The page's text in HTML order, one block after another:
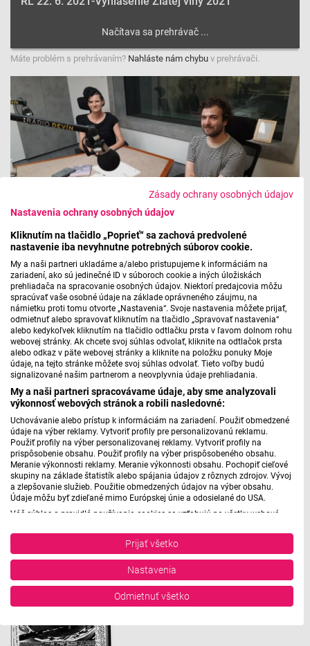
Zásady ochrany osobných údajov
Nastavenia ochrany osobných údajov
Kliknutím na tlačidlo „Poprieť“ sa zachová predvolené
nastavenie iba nevyhnutne potrebných súborov cookie.
My a naši partneri ukladáme a/alebo pristupujeme k informáciám na
zariadení, ako sú jedinečné ID v súboroch cookie a iných úložiskách
prehliadača na spracovanie osobných údajov. Niektorí predajcovia môžu
spracúvať vaše osobné údaje na základe oprávneného záujmu, na
námietku proti tomu otvorte „Nastavenia“. Svoje nastavenia môžete prijať,
odmietnuť alebo spravovať kliknutím na tlačidlo „Spravovať nastavenia“
alebo kedykoľvek kliknutím na tlačidlo odtlačku prsta v ľavom dolnom rohu
webovej stránky. Ak chcete svoj súhlas odvolať, kliknite na odtlačok prsta
alebo odkaz v päte webovej stránky a kliknite na položku ponuky Moje
údaje, na tejto stránke môžete svoj súhlas odvolať. Tieto voľby budú
signalizované našim partnerom a neovplyvnia údaje prehliadania.
My a naši partneri spracovávame údaje, aby sme analyzovali
výkonnosť webových stránok a robili nasledovné:
Uchovávanie alebo prístup k informáciám na zariadení. Použiť obmedzené
údaje na výber reklamy. Vytvoriť profily pre personalizovanú reklamu.
Použiť profily na výber personalizovanej reklamy. Vytvoriť profily na
prispôsobenie obsahu. Použiť profily na výber prispôsobeného obsahu.
Meranie výkonnosti reklamy. Meranie výkonnosti obsahu. Pochopiť cieľové
skupiny na základe štatistík alebo spájania údajov z rôznych zdrojov. Vývoj
a zlepšovanie služieb. Použitie obmedzených údajov na výber obsahu.
Údaje môžu byť zdieľané mimo Európskej únie a odosielané do USA.
Váš súhlas a pravidlá používania cookies sa vzťahujú na všetky webové
Stred, Rádio Regina Západ, Rádio Patria, Rádio Devín, RTVS, Hudobné
pozdravy, Rádio Slovensko, RSI Francais, RSI English, RSI Slovensky, Rádio
Junior, RSI, Rádio Regina Východ, Rádio_FM, RSI Espanol, NEV.
Zobraziť zoznam partnerov (1 predajcovia IAB)
Vaše údaje používame na nasledujúce účely:
Uchovávanie alebo prístup k informáciám na
Prijať všetko
Nastavenia
Odmietnuť všetko
Máte problém s prehrávaním? Nahláste nám chybu v prehrávači.